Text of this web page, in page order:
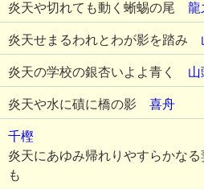
炎天や切れても動く蜥蜴の尾 龍
炎天せまるわれとわが影を踏み
炎天の学校の銀杏いよよ青く 山
炎天や水に磧に橋の影 喜舟
千樫
炎天にあゆみ帰れりやすらかな
も